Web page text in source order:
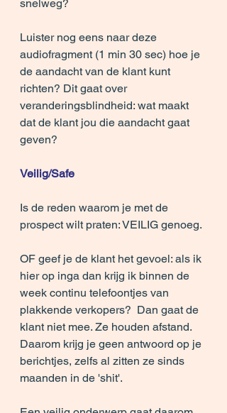
snelweg?
Luister nog eens naar deze
audiofragment (1 min 30 sec) hoe je
de aandacht van de klant kunt
richten? Dit gaat over
veranderingsblindheid: wat maakt
dat de klant jou die aandacht gaat
geven?
Veilig/Safe
Is de reden waarom je met de
prospect wilt praten: VEILIG genoeg.
OF geef je de klant het gevoel: als ik
hier op inga dan krijg ik binnen de
week continu telefoontjes van
plakkende verkopers?  Dan gaat de
klant niet mee. Ze houden afstand.
Daarom krijg je geen antwoord op je
berichtjes, zelfs al zitten ze sinds
maanden in de 'shit'.